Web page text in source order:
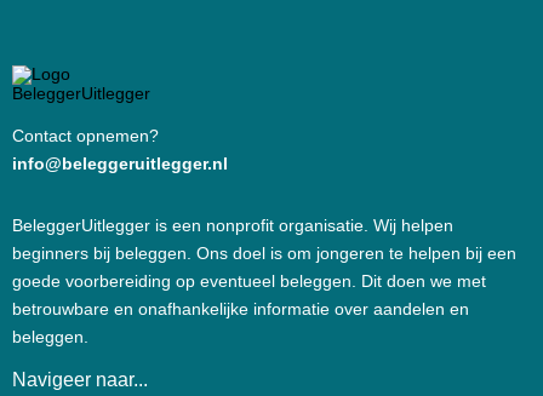
Contact opnemen?
info@beleggeruitlegger.nl
BeleggerUitlegger is een nonprofit organisatie. Wij helpen
beginners bij beleggen. Ons doel is om jongeren te helpen bij een
goede voorbereiding op eventueel beleggen. Dit doen we met
betrouwbare en onafhankelijke informatie over aandelen en
beleggen.
Navigeer naar...